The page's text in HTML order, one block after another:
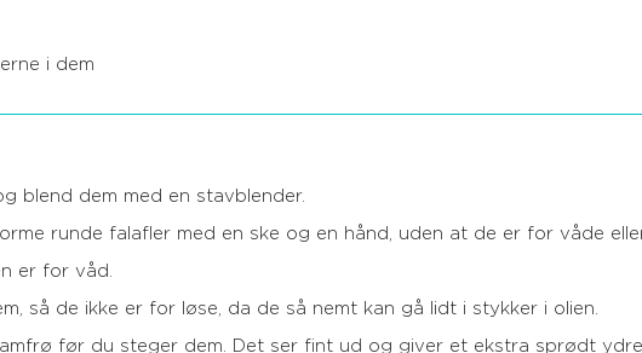
i dem
blend dem med en stavblender.
runde falafler med en ske og en hånd, uden at de er for våde
er for våd.
så de ikke er for løse, da de så nemt kan gå lidt i stykker i olien.
før du steger dem. Det ser fint ud og giver et ekstra sprødt